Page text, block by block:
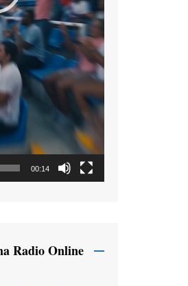
00:14
Radio Online